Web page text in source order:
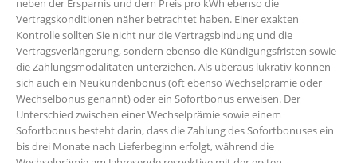
neben der Ersparnis und dem Preis pro kWh ebenso die
Vertragskonditionen näher betrachtet haben. Einer exakten
Kontrolle sollten Sie nicht nur die Vertragsbindung und die
Vertragsverlängerung, sondern ebenso die Kündigungsfristen sowie
die Zahlungsmodalitäten unterziehen. Als überaus lukrativ können
sich auch ein Neukundenbonus (oft ebenso Wechselprämie oder
Wechselbonus genannt) oder ein Sofortbonus erweisen. Der
Unterschied zwischen einer Wechselprämie sowie einem
Sofortbonus besteht darin, dass die Zahlung des Sofortbonuses ein
bis drei Monate nach Lieferbeginn erfolgt, während die